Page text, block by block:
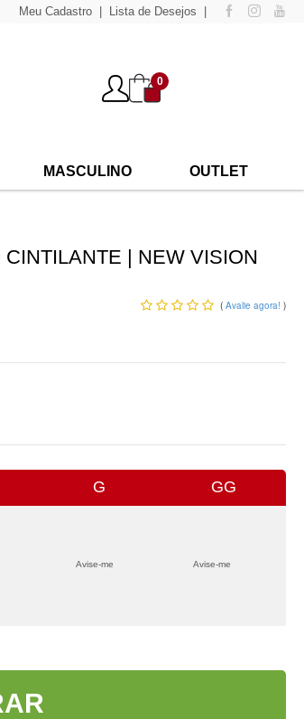
compras acima de500,00 e tenha 15% de desconto!
Meu Cadastro Lista de Desejos
0
MASCULINO OUTLET
| NEW VISION
( Avalie agora! )
G GG
Avise-me Avise-me